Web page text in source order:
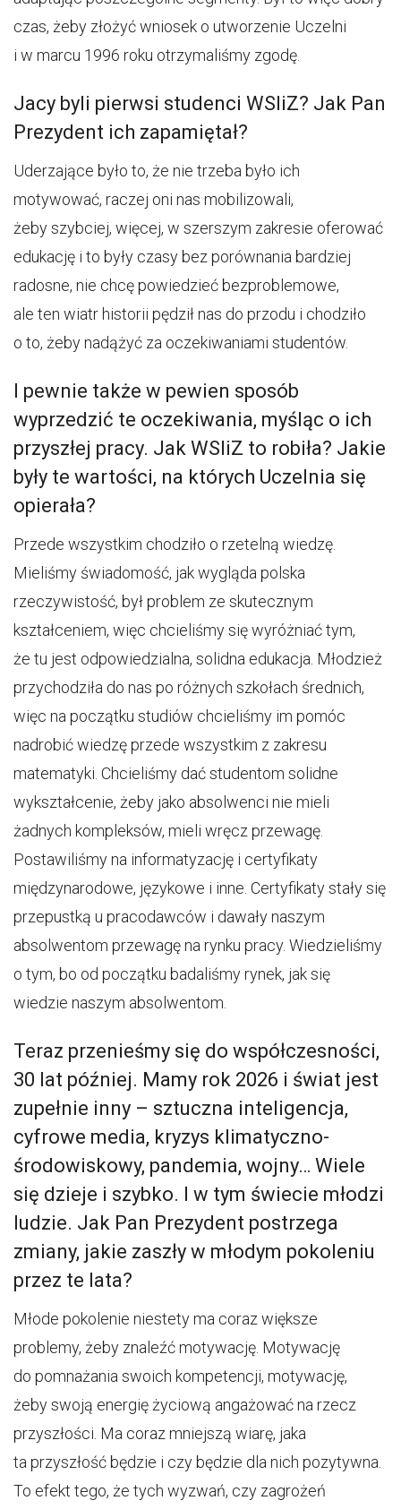
czas, żeby złożyć wniosek o utworzenie Uczelni
i w marcu 1996 roku otrzymaliśmy zgodę.
Jacy byli pierwsi studenci WSIiZ? Jak Pan
Prezydent ich zapamiętał?
Uderzające było to, że nie trzeba było ich
motywować, raczej oni nas mobilizowali,
żeby szybciej, więcej, w szerszym zakresie oferować
edukację i to były czasy bez porównania bardziej
radosne, nie chcę powiedzieć bezproblemowe,
ale ten wiatr historii pędził nas do przodu i chodziło
o to, żeby nadążyć za oczekiwaniami studentów.
I pewnie także w pewien sposób
wyprzedzić te oczekiwania, myśląc o ich
przyszłej pracy. Jak WSIiZ to robiła? Jakie
były te wartości, na których Uczelnia się
opierała?
Przede wszystkim chodziło o rzetelną wiedzę.
Mieliśmy świadomość, jak wygląda polska
rzeczywistość, był problem ze skutecznym
kształceniem, więc chcieliśmy się wyróżniać tym,
że tu jest odpowiedzialna, solidna edukacja. Młodzież
przychodziła do nas po różnych szkołach średnich,
więc na początku studiów chcieliśmy im pomóc
nadrobić wiedzę przede wszystkim z zakresu
matematyki. Chcieliśmy dać studentom solidne
wykształcenie, żeby jako absolwenci nie mieli
żadnych kompleksów, mieli wręcz przewagę.
Postawiliśmy na informatyzację i certyfikaty
międzynarodowe, językowe i inne. Certyfikaty stały się
przepustką u pracodawców i dawały naszym
absolwentom przewagę na rynku pracy. Wiedzieliśmy
o tym, bo od początku badaliśmy rynek, jak się
wiedzie naszym absolwentom.
Teraz przenieśmy się do współczesności,
30 lat później. Mamy rok 2026 i świat jest
zupełnie inny – sztuczna inteligencja,
cyfrowe media, kryzys klimatyczno-
środowiskowy, pandemia, wojny… Wiele
się dzieje i szybko. I w tym świecie młodzi
ludzie. Jak Pan Prezydent postrzega
zmiany, jakie zaszły w młodym pokoleniu
przez te lata?
Młode pokolenie niestety ma coraz większe
problemy, żeby znaleźć motywację. Motywację
do pomnażania swoich kompetencji, motywację,
żeby swoją energię życiową angażować na rzecz
przyszłości. Ma coraz mniejszą wiarę, jaka
ta przyszłość będzie i czy będzie dla nich pozytywna.
To efekt tego, że tych wyzwań, czy zagrożeń